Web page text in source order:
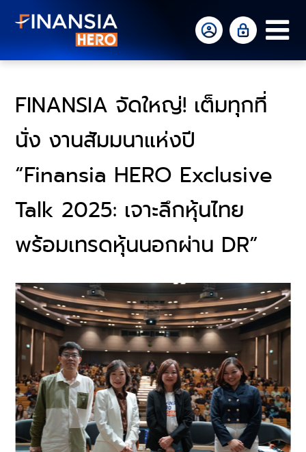
FINANSIA จัดใหญ่! เต็มทุกที่
นั่ง งานสัมมนาแห่งปี
“Finansia HERO Exclusive
Talk 2025: เจาะลึกหุ้นไทย
พร้อมเทรดหุ้นนอกผ่าน DR”